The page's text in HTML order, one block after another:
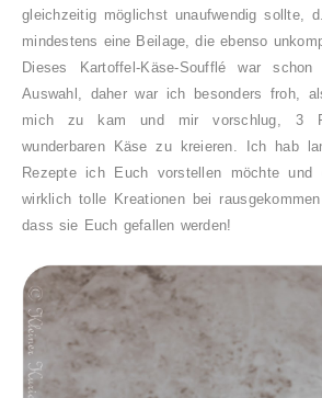
gleichzeitig möglichst unaufwendig sollte,
mindestens eine Beilage, die ebenso
Dieses Kartoffel-Käse-Soufflé war
Auswahl, daher war ich besonders froh,
mich zu kam und mir vorschlug, 3
wunderbaren Käse zu kreieren. Ich hab
Rezepte ich Euch vorstellen möchte
wirklich tolle Kreationen bei
dass sie Euch gefallen werden!